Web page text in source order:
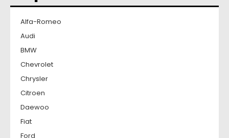
Alfa-Romeo
Audi
BMW
Chevrolet
Chrysler
Citroen
Daewoo
Fiat
Ford